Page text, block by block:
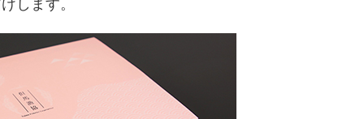
します。